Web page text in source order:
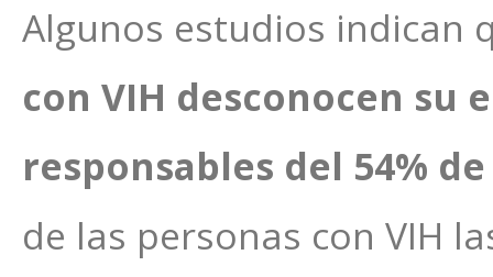
Algunos estudios indican
con VIH desconocen su
responsables del 54%
de las personas con VIH